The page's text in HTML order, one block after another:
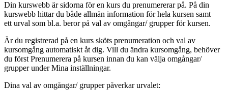
Din kurswebb är sidorna för en kurs du prenumererar på. På din
kurswebb hittar du både allmän information för hela kursen samt
ett urval som bl.a. beror på val av omgångar/ grupper för kursen.
Är du registrerad på en kurs sköts prenumeration och val av
kursomgång automatiskt åt dig. Vill du ändra kursomgång, behöver
du först Prenumerera på kursen innan du kan välja omgångar/
grupper under Mina inställningar.
Dina val av omgångar/ grupper påverkar urvalet: